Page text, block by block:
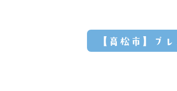
【高松市】プ